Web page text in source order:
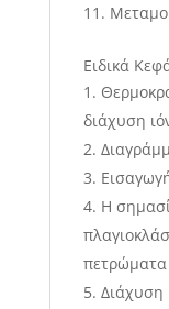
Ειδικά
διάχυση
Η
πετρώματα
Διάχυση